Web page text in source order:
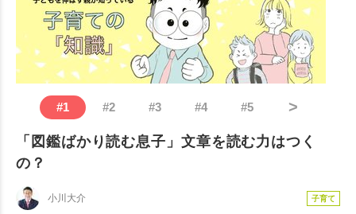
#1 #2 #3 #4 #5 >
「図鑑ばかり読む息子」文章を読む力はつく
の？
小川大介 子育て